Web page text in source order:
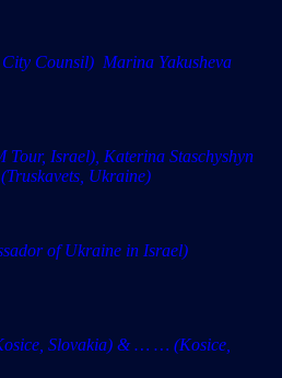
Counsil) Marina Yakusheva
Israel), Katerina Staschyshyn
Ukraine)
of Ukraine in Israel)
Slovakia) & … … (Kosice,